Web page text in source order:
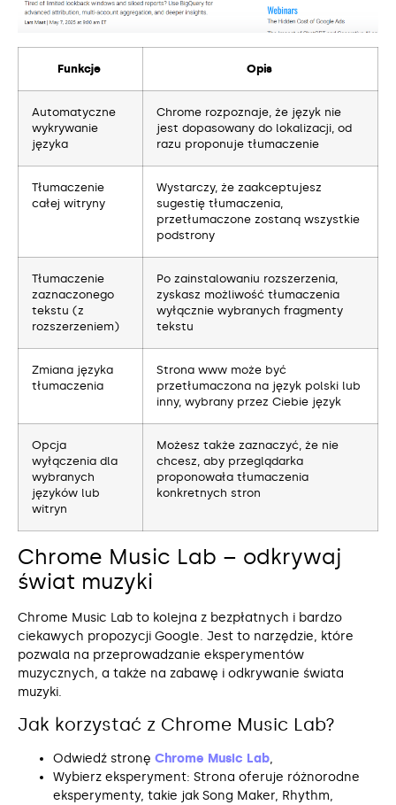
Funkcje Opis
Automatyczne
wykrywanie
języka
Chrome rozpoznaje, że język nie
jest dopasowany do lokalizacji, od
razu proponuje tłumaczenie
Tłumaczenie
całej witryny
Wystarczy, że zaakceptujesz
sugestię tłumaczenia,
przetłumaczone zostaną wszystkie
podstrony
Tłumaczenie
zaznaczonego
tekstu (z
rozszerzeniem)
Po zainstalowaniu rozszerzenia,
zyskasz możliwość tłumaczenia
wyłącznie wybranych fragmenty
tekstu
Zmiana języka
tłumaczenia
Strona www może być
przetłumaczona na język polski lub
inny, wybrany przez Ciebie język
Opcja
wyłączenia dla
wybranych
języków lub
witryn
Możesz także zaznaczyć, że nie
chcesz, aby przeglądarka
proponowała tłumaczenia
konkretnych stron
Chrome Music Lab – odkrywaj
świat muzyki
Chrome Music Lab to kolejna z bezpłatnych i bardzo
ciekawych propozycji Google. Jest to narzędzie, które
pozwala na przeprowadzanie eksperymentów
muzycznych, a także na zabawę i odkrywanie świata
muzyki.
Jak korzystać z Chrome Music Lab?
Odwiedź stronę Chrome Music Lab,
Wybierz eksperyment: Strona oferuje różnorodne
eksperymenty, takie jak Song Maker, Rhythm,